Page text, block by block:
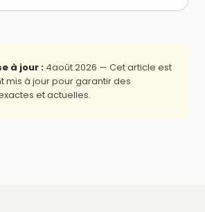
à jour : 4août 2026 — Cet article est
mis à jour pour garantir des
et actuelles.